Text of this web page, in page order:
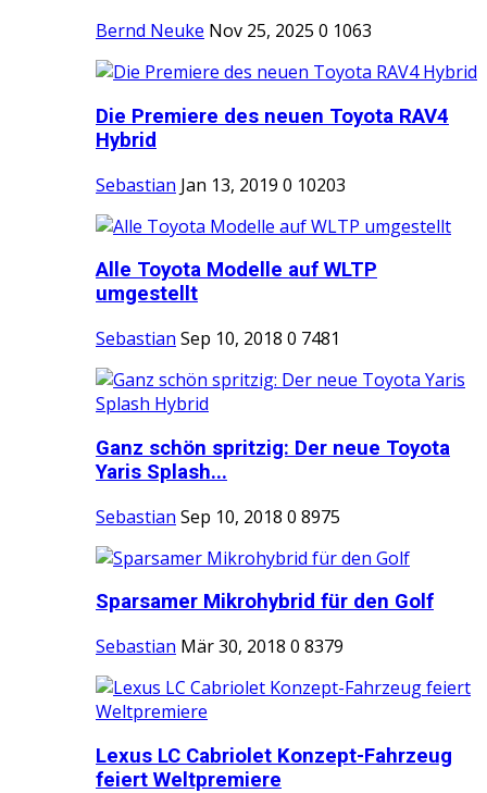
Bernd Neuke Nov 25, 2025 0 1063
Die Premiere des neuen Toyota RAV4
Hybrid
Sebastian Jan 13, 2019 0 10203
Alle Toyota Modelle auf WLTP
umgestellt
Sebastian Sep 10, 2018 0 7481
Ganz schön spritzig: Der neue Toyota
Yaris Splash...
Sebastian Sep 10, 2018 0 8975
Sparsamer Mikrohybrid für den Golf
Sebastian Mär 30, 2018 0 8379
Lexus LC Cabriolet Konzept-Fahrzeug
feiert Weltpremiere